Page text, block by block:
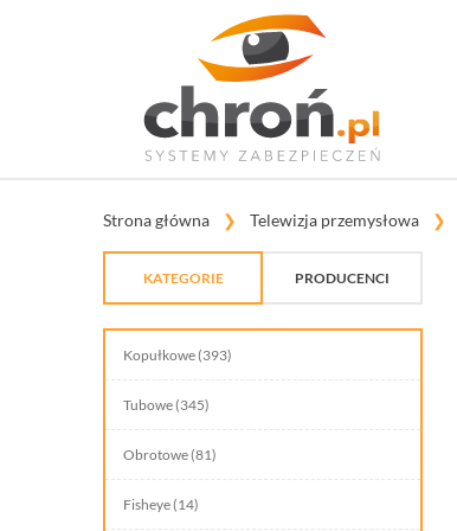
Strona główna Telewizja przemysłowa
KATEGORIE PRODUCENCI
TELEWIZJA PRZEMYSŁOWA
SYSTEMY PPOŻ
WIDEODOMOFONY I DOMOFONY
KONTROLA DOSTĘPU
Kopułkowe (393)
Tubowe (345)
Obrotowe (81)
Fisheye (14)